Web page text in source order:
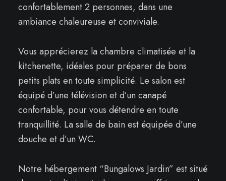
confortablement 2 personnes, dans une
ambiance chaleureuse et conviviale.
Vous apprécierez la chambre climatisée et la
kitchenette, idéales pour préparer de bons
petits plats en toute simplicité. Le salon est
équipé d’une télévision et d’un canapé
confortable, pour vous détendre en toute
tranquillité. La salle de bain est équipée d’une
douche et d’un WC.
Notre hébergement “Bungalows Jardin” est situé